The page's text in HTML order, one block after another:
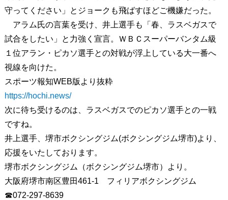
守ってください」とジョークも飛ばすほどご機嫌だった。
アラム氏の言葉を受け、井上選手も「春、ラスベガスで
試合をしたい」と力強く宣言。ＷＢＣスーパーバンタム級
１位アラン・ピカソ選手との対戦が浮上している大一番へ
視線を向けた。
スポーツ報知WEB版より抜粋
https://hochi.news/
次に待ち受けるのは、ラスベガスでのピカソ選手との一戦
ですね。
井上選手、堺市ボクシングジム(ボクシングジム堺市)より、
応援をいたしております。
堺市ボクシングジム（ボクシングジム堺市）より。
大阪府堺市南区豊田461-1 フィリアボクシングジム
☎072-297-8639